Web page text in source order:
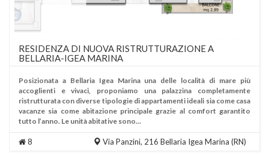
RESIDENZA DI NUOVA RISTRUTTURAZIONE A
BELLARIA-IGEA MARINA
Posizionata a Bellaria Igea Marina una delle località di mare più
accoglienti e vivaci, proponiamo una palazzina completamente
ristrutturata con diverse tipologie di appartamenti ideali sia come casa
vacanze sia come abitazione principale grazie al comfort garantito
tutto l’anno. Le unità abitative sono...
8 Via Panzini, 216 Bellaria Igea Marina (RN)